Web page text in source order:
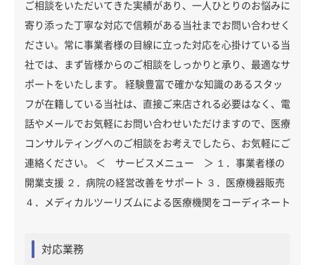
ご相談をいただいてきた実績があり、一人ひとりのお悩みに
寄り添った丁寧な対応で信頼がある当社までお問い合わせく
ださい。常に事業者様の目線に立った対応を心掛けている当
社では、まず皆様からのご相談をしっかりと承り、最適なサ
ポートをいたします。 経験豊富で確かな知識のあるスタッ
フが在籍している当社は、直接ご来店される必要はなく、電
話やメールでお気軽にお問い合わせいただけますので、医療
コンサルティングへのご相談をお考えでしたら、お気軽にご
連絡ください。 ＜ サービスメニュー ＞ １．事業者様の
開業支援 ２．病院の経営改善をサポート ３．医療機器販売
４．メディカルツーリズムによる医療機関をコーディネート
対応業務